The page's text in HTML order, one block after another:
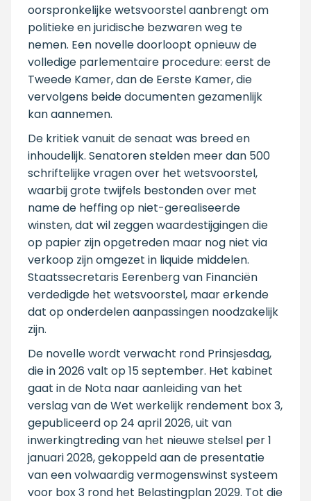
oorspronkelijke wetsvoorstel aanbrengt om
politieke en juridische bezwaren weg te
nemen. Een novelle doorloopt opnieuw de
volledige parlementaire procedure: eerst de
Tweede Kamer, dan de Eerste Kamer, die
vervolgens beide documenten gezamenlijk
kan aannemen.
De kritiek vanuit de senaat was breed en
inhoudelijk. Senatoren stelden meer dan 500
schriftelijke vragen over het wetsvoorstel,
waarbij grote twijfels bestonden over met
name de heffing op niet-gerealiseerde
winsten, dat wil zeggen waardestijgingen die
op papier zijn opgetreden maar nog niet via
verkoop zijn omgezet in liquide middelen.
Staatssecretaris Eerenberg van Financiën
verdedigde het wetsvoorstel, maar erkende
dat op onderdelen aanpassingen noodzakelijk
zijn.
De novelle wordt verwacht rond Prinsjesdag,
die in 2026 valt op 15 september. Het kabinet
gaat in de Nota naar aanleiding van het
verslag van de Wet werkelijk rendement box 3,
gepubliceerd op 24 april 2026, uit van
inwerkingtreding van het nieuwe stelsel per 1
januari 2028, gekoppeld aan de presentatie
van een volwaardig vermogenswinst systeem
voor box 3 rond het Belastingplan 2029. Tot die